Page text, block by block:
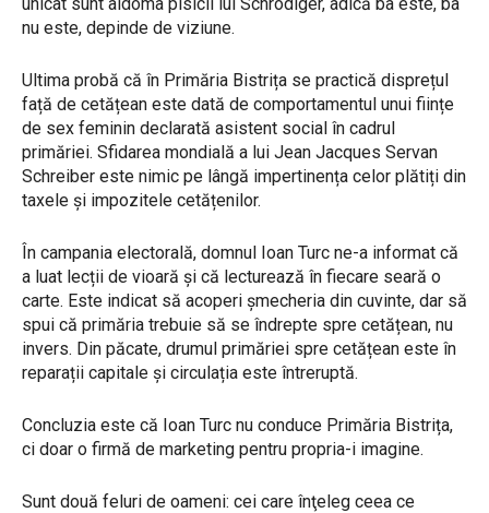
nu este, depinde de viziune.
Ultima probă că în Primăria Bistrița se practică disprețul
față de cetățean este dată de comportamentul unui ființe
de sex feminin declarată asistent social în cadrul
primăriei. Sfidarea mondială a lui Jean Jacques Servan
Schreiber este nimic pe lângă impertinența celor plătiți din
taxele și impozitele cetățenilor.
În campania electorală, domnul Ioan Turc ne-a informat că
a luat lecții de vioară și că lecturează în fiecare seară o
carte. Este indicat să acoperi șmecheria din cuvinte, dar să
spui că primăria trebuie să se îndrepte spre cetățean, nu
invers. Din păcate, drumul primăriei spre cetățean este în
reparații capitale și circulația este întreruptă.
Concluzia este că Ioan Turc nu conduce Primăria Bistrița,
ci doar o firmă de marketing pentru propria-i imagine.
Sunt două feluri de oameni: cei care înţeleg ceea ce